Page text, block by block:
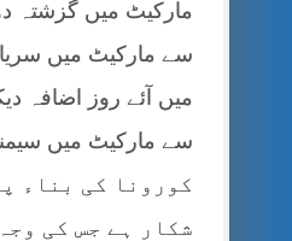
مارکیٹ میں گزشتہ
کورونا کی بناء
شکار ہے جس کی